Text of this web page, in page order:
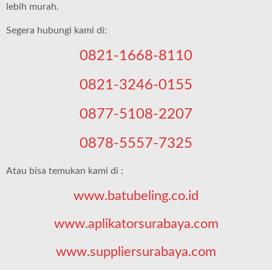
lebih murah.
Segera hubungi kami di:
0821-1668-8110
0821-3246-0155
0877-5108-2207
0878-5557-7325
Atau bisa temukan kami di :
www.batubeling.co.id
www.aplikatorsurabaya.com
www.suppliersurabaya.com